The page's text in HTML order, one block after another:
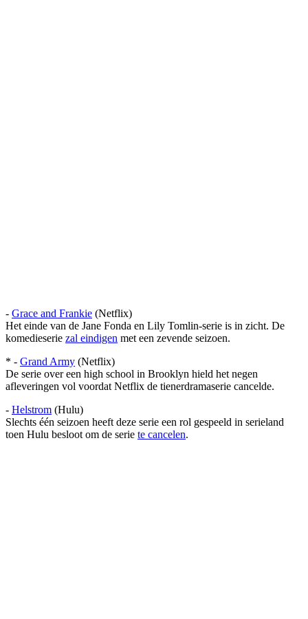
- Grace and Frankie (Netflix)
Het einde van de Jane Fonda en Lily Tomlin-serie is in zicht. De
komedieserie zal eindigen met een zevende seizoen.
* - Grand Army (Netflix)
De serie over een high school in Brooklyn hield het negen
afleveringen vol voordat Netflix de tienerdramaserie cancelde.
- Helstrom (Hulu)
Slechts één seizoen heeft deze serie een rol gespeeld in serieland
toen Hulu besloot om de serie te cancelen.